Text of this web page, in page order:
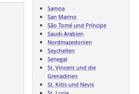
Samoa
San Marino
São Tomé und Príncipe
Saudi-Arabien
Nordmazedonien
Seychellen
Senegal
St. Vincent und die
Grenadinen
St. Kitts und Nevis